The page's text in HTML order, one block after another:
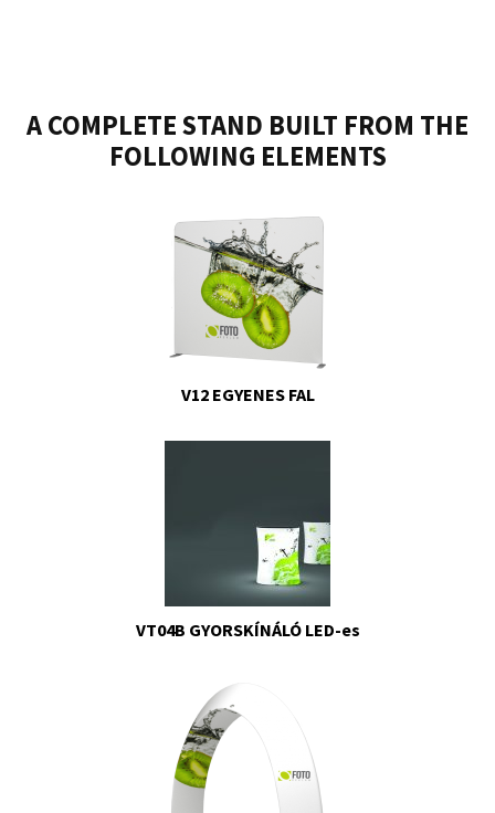
A COMPLETE STAND BUILT FROM THE
FOLLOWING ELEMENTS
V12 EGYENES FAL
VT04B GYORSKÍNÁLÓ LED-es